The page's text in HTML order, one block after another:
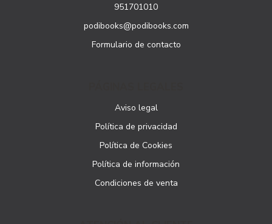
951701010
podibooks@podibooks.com
Formulario de contacto
Aviso legal
Política de privacidad
Política de Cookies
Política de información
Condiciones de venta